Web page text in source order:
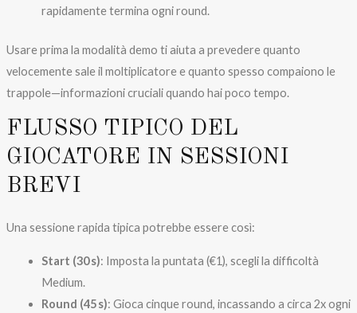
rapidamente termina ogni round.
Usare prima la modalità demo ti aiuta a prevedere quanto
velocemente sale il moltiplicatore e quanto spesso compaiono le
trappole—informazioni cruciali quando hai poco tempo.
FLUSSO TIPICO DEL
GIOCATORE IN SESSIONI
BREVI
Una sessione rapida tipica potrebbe essere così:
Start (30 s): Imposta la puntata (€1), scegli la difficoltà
Medium.
Round (45 s): Gioca cinque round, incassando a circa 2x ogni